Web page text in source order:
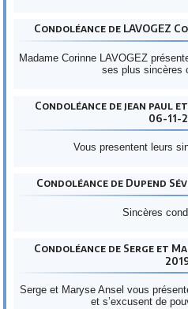
Condoléance de LAVOGEZ
Madame Corinne LAVOGEZ
ses plus sincères
Condoléance de jean paul
06-11-
Vous presentent leurs
Condoléance de Dupend
Sincères
Condoléance de Serge et
Serge et Maryse Ansel vous
et s’excusent de